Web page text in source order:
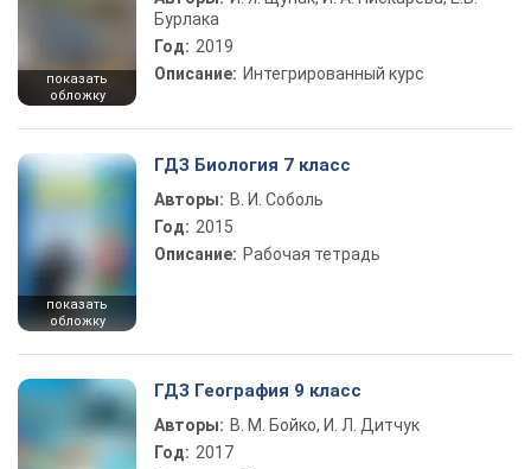
показать
обложку
Бурлака
Год: 2019
Описание: Интегрированный курс
показать
обложку
ГДЗ Биология 7 класс
Авторы: В. И. Соболь
Год: 2015
Описание: Рабочая тетрадь
ГДЗ География 9 класс
Авторы: В. М. Бойко, И. Л. Дитчук
Год: 2017